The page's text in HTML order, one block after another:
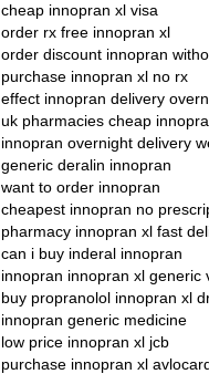
cheap innopran xl visa
order rx free innopran xl
order discount innopran
purchase innopran xl no rx
effect innopran delivery
uk pharmacies cheap
innopran overnight delivery
generic deralin innopran
want to order innopran
cheapest innopran no
pharmacy innopran xl fast
can i buy inderal innopran
innopran innopran xl generic
buy propranolol innopran xl
innopran generic medicine
low price innopran xl jcb
purchase innopran xl